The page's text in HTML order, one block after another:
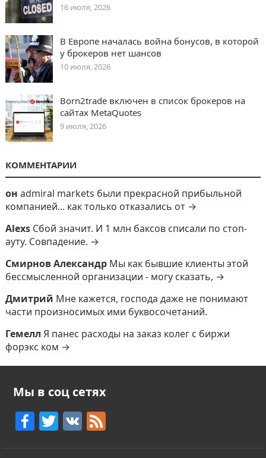
16 июля, 2026
В Европе началась война бонусов, в которой
у брокеров нет шансов
10 июля, 2026
Born2trade включен в список брокеров на
сайтах MetaQuotes
9 июля, 2026
КОММЕНТАРИИ
он admiral markets были прекрасной прибыльной
компанией... как только отказались от →
Alexs Сбой значит. И 1 млн баксов списали по стоп-
ауту. Совпадение. →
Смирнов Александр Мы как бывшие клиенты этой
бессмысленной организации - могу сказать, →
Дмитрий Мне кажется, господа даже не понимают
части произносимых ими буквосочетаний.
Гемелл Я панес расходы на заказ колег с биржи
форэкс ком →
Мы в соц сетях
F T V F